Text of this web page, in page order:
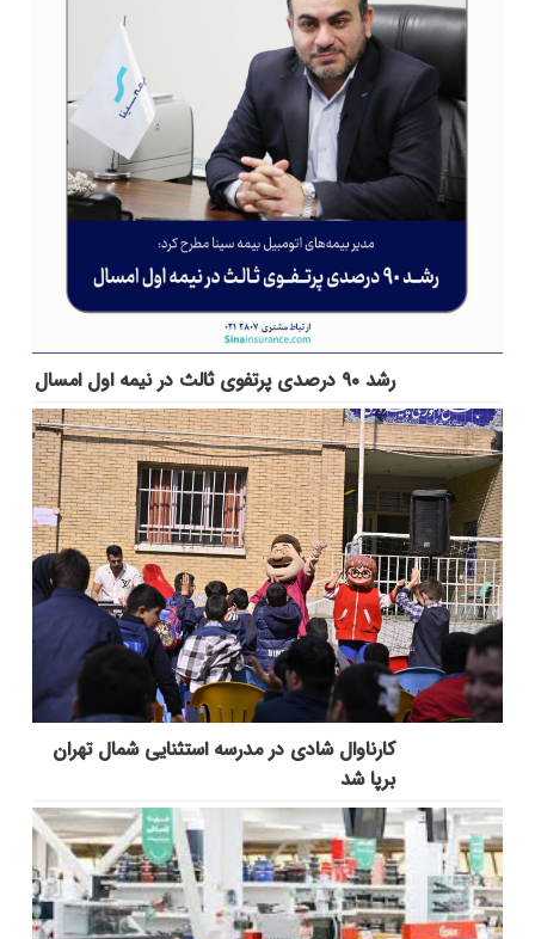
رشد ۹۰ درصدی پرتفوی ثالث در نیمه اول امسال
کارناوال شادی در مدرسه استثنایی شمال تهران
برپا شد